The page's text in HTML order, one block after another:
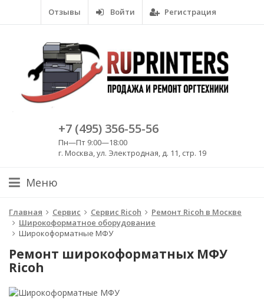
Отзывы Войти Регистрация
+7 (495) 356-55-56
Пн—Пт 9:00—18:00
г. Москва, ул. Электродная, д. 11, стр. 19
Меню
Главная Сервис Сервис Ricoh
Ремонт Ricoh в Москве
Широкоформатное оборудование
Широкоформатные МФУ
Ремонт широкоформатных МФУ
Ricoh